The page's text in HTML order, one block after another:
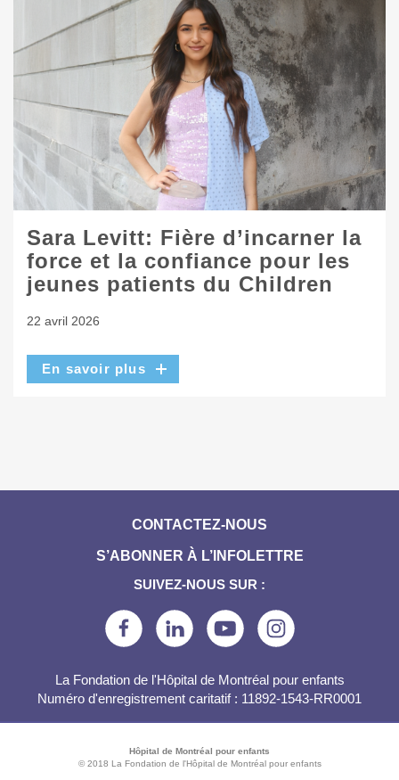
Sara Levitt: Fière d’incarner la
force et la confiance pour les
jeunes patients du Children
22 avril 2026
En savoir plus
CONTACTEZ-NOUS
S’ABONNER À L’INFOLETTRE
SUIVEZ-NOUS SUR :
La Fondation de l'Hôpital de Montréal pour enfants
Numéro d'enregistrement caritatif : 11892-1543-RR0001
Hôpital de Montréal pour enfants
© 2018 La Fondation de l'Hôpital de Montréal pour enfants